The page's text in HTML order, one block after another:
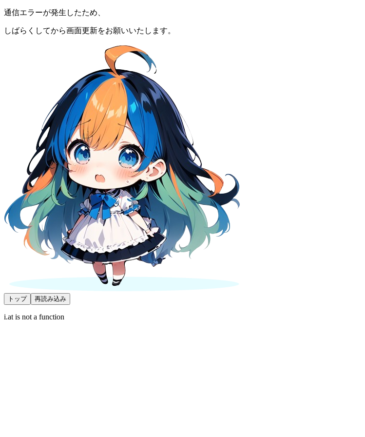
通信エラーが発生したため、
しばらくしてから画面更新をお願いいたします。
トップ 再読み込み
i.at is not a function